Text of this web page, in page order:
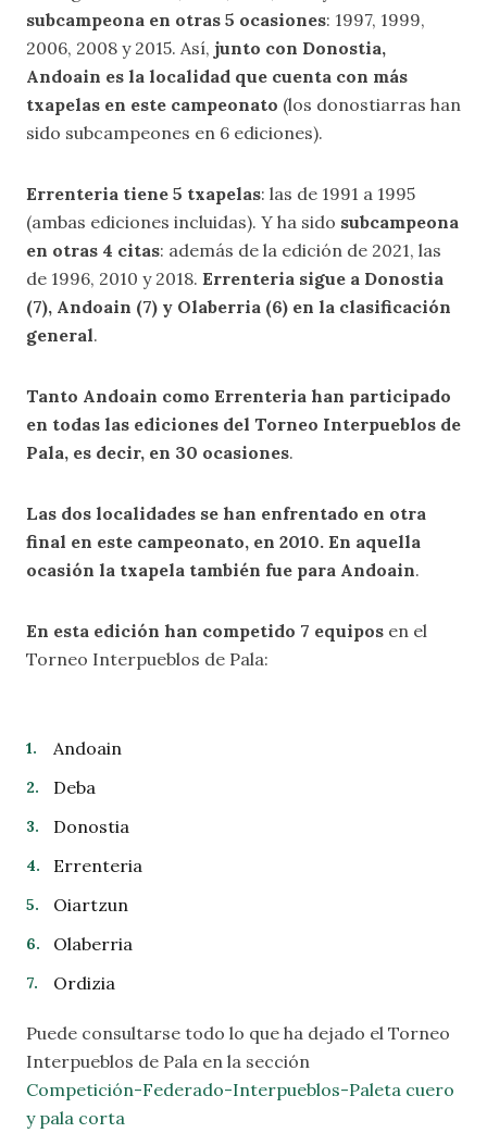
subcampeona en otras 5 ocasiones: 1997, 1999,
2006, 2008 y 2015. Así, junto con Donostia,
Andoain es la localidad que cuenta con más
txapelas en este campeonato (los donostiarras han
sido subcampeones en 6 ediciones).
Errenteria tiene 5 txapelas: las de 1991 a 1995
(ambas ediciones incluidas). Y ha sido subcampeona
en otras 4 citas: además de la edición de 2021, las
de 1996, 2010 y 2018. Errenteria sigue a Donostia
(7), Andoain (7) y Olaberria (6) en la clasificación
general.
Tanto Andoain como Errenteria han participado
en todas las ediciones del Torneo Interpueblos de
Pala, es decir, en 30 ocasiones.
Las dos localidades se han enfrentado en otra
final en este campeonato, en 2010. En aquella
ocasión la txapela también fue para Andoain.
En esta edición han competido 7 equipos en el
Torneo Interpueblos de Pala:
Andoain
Deba
Donostia
Errenteria
Oiartzun
Olaberria
Ordizia
Puede consultarse todo lo que ha dejado el Torneo
Interpueblos de Pala en la sección
Competición-Federado-Interpueblos-Paleta cuero
y pala corta